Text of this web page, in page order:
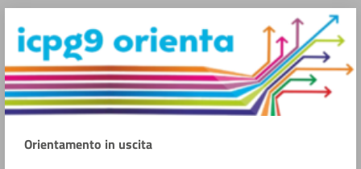
Orientamento in uscita